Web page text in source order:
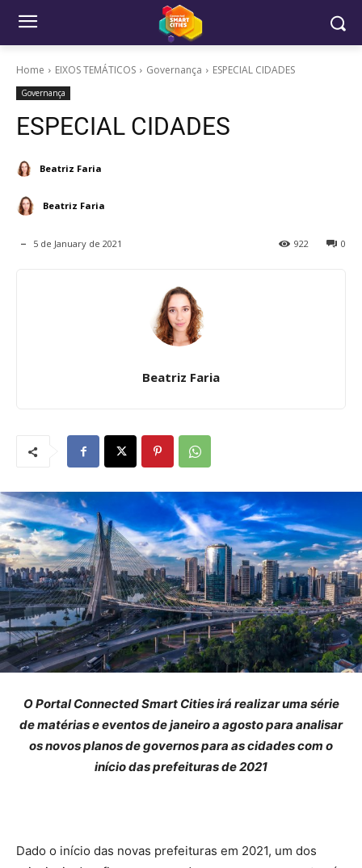
Home EIXOS TEMÁTICOS Governança ESPECIAL CIDADES
Governança
ESPECIAL CIDADES
Beatriz Faria
Beatriz Faria
5 de January de 2021 0
922
Beatriz Faria
O Portal Connected Smart Cities irá realizar uma série
de matérias e eventos de janeiro a agosto para analisar
os novos planos de governos para as cidades com o
início das prefeituras de 2021
Dado o início das novas prefeituras em 2021, um dos